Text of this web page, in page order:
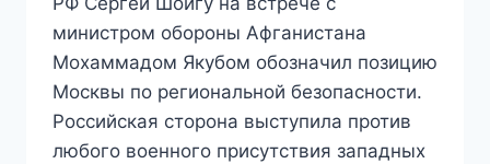
министром обороны Афганистана
Мохаммадом Якубом обозначил позицию
Москвы по региональной безопасности.
Российская сторона выступила против
любого военного присутствия западных